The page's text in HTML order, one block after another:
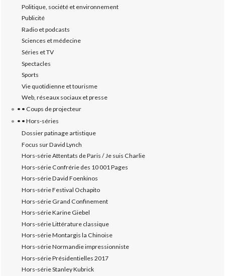
Politique, société et environnement
Publicité
Radio et podcasts
Sciences et médecine
Séries et TV
Spectacles
Sports
Vie quotidienne et tourisme
Web, réseaux sociaux et presse
• • Coups de projecteur
• • Hors-séries
Dossier patinage artistique
Focus sur David Lynch
Hors-série Attentats de Paris / Je suis Charlie
Hors-série Confrérie des 10 001 Pages
Hors-série David Foenkinos
Hors-série Festival Ochapito
Hors-série Grand Confinement
Hors-série Karine Giebel
Hors-série Littérature classique
Hors-série Montargis la Chinoise
Hors-série Normandie impressionniste
Hors-série Présidentielles 2017
Hors-série Stanley Kubrick